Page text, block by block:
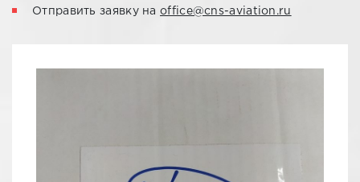
Отправить заявку наoffice@cns-aviation.ru